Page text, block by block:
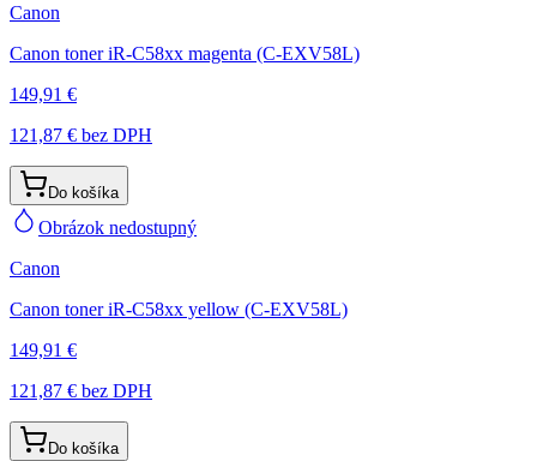
Canon
Canon toner iR-C58xx magenta (C-EXV58L)
149,91 €
121,87 € bez DPH
Do košíka
Obrázok nedostupný
Canon
Canon toner iR-C58xx yellow (C-EXV58L)
149,91 €
121,87 € bez DPH
Do košíka